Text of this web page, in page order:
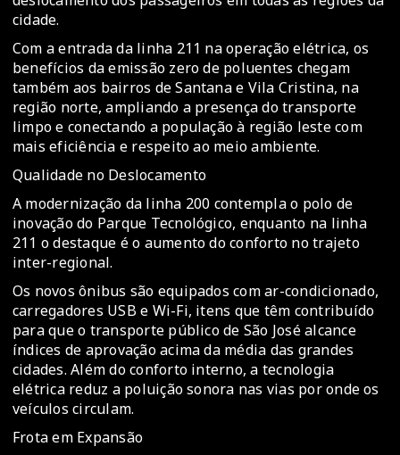
cidade.
Com a entrada da linha 211 na operação elétrica, os
benefícios da emissão zero de poluentes chegam
também aos bairros de Santana e Vila Cristina, na
região norte, ampliando a presença do transporte
limpo e conectando a população à região leste com
mais eficiência e respeito ao meio ambiente.
Qualidade no Deslocamento
A modernização da linha 200 contempla o polo de
inovação do Parque Tecnológico, enquanto na linha
211 o destaque é o aumento do conforto no trajeto
inter-regional.
Os novos ônibus são equipados com ar-condicionado,
carregadores USB e Wi-Fi, itens que têm contribuído
para que o transporte público de São José alcance
índices de aprovação acima da média das grandes
cidades. Além do conforto interno, a tecnologia
elétrica reduz a poluição sonora nas vias por onde os
veículos circulam.
Frota em Expansão